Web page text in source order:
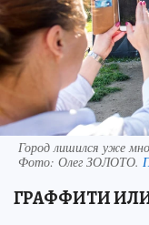
Город лишился уже
Фото: Олег ЗОЛОТО.
ГРАФФИТИ